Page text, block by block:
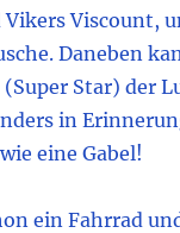
Viscount,
Daneben
Star) der
in
eine Gabel!
ein Fahrrad